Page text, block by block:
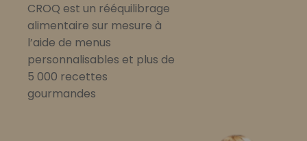
CROQ est un rééquilibrage
alimentaire sur mesure à
l’aide de menus
personnalisables et plus de
5 000 recettes
gourmandes